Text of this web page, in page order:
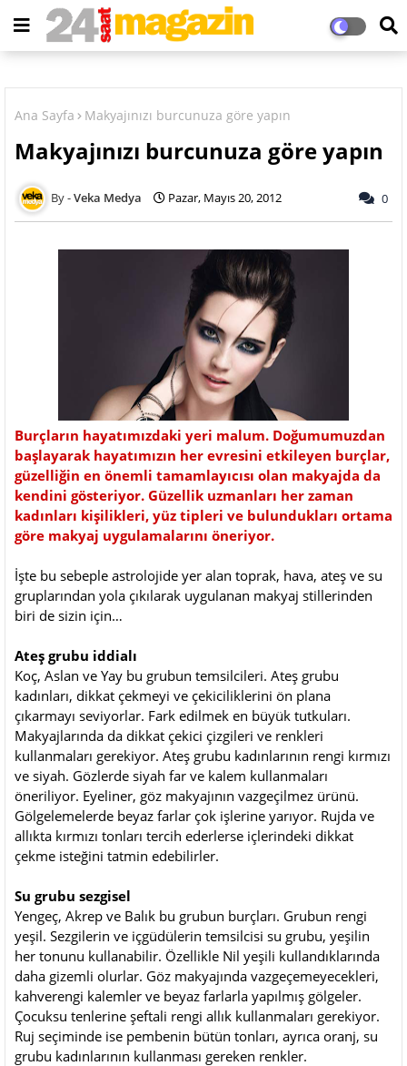
Ana Sayfa Makyajınızı burcunuza göre yapın
Makyajınızı burcunuza göre yapın
Veka Medya Pazar, Mayıs 20, 2012 0
Burçların hayatımızdaki yeri malum. Doğumumuzdan
başlayarak hayatımızın her evresini etkileyen burçlar,
güzelliğin en önemli tamamlayıcısı olan makyajda da
kendini gösteriyor. Güzellik uzmanları her zaman
kadınları kişilikleri, yüz tipleri ve bulundukları ortama
göre makyaj uygulamalarını öneriyor.
İşte bu sebeple astrolojide yer alan toprak, hava, ateş ve su
gruplarından yola çıkılarak uygulanan makyaj stillerinden
biri de sizin için…
Ateş grubu iddialı
Koç, Aslan ve Yay bu grubun temsilcileri. Ateş grubu
kadınları, dikkat çekmeyi ve çekiciliklerini ön plana
çıkarmayı seviyorlar. Fark edilmek en büyük tutkuları.
Makyajlarında da dikkat çekici çizgileri ve renkleri
kullanmaları gerekiyor. Ateş grubu kadınlarının rengi kırmızı
ve siyah. Gözlerde siyah far ve kalem kullanmaları
öneriliyor. Eyeliner, göz makyajının vazgeçilmez ürünü.
Gölgelemelerde beyaz farlar çok işlerine yarıyor. Rujda ve
allıkta kırmızı tonları tercih ederlerse içlerindeki dikkat
çekme isteğini tatmin edebilirler.
Su grubu sezgisel
Yengeç, Akrep ve Balık bu grubun burçları. Grubun rengi
yeşil. Sezgilerin ve içgüdülerin temsilcisi su grubu, yeşilin
her tonunu kullanabilir. Özellikle Nil yeşili kullandıklarında
daha gizemli olurlar. Göz makyajında vazgeçemeyecekleri,
kahverengi kalemler ve beyaz farlarla yapılmış gölgeler.
Çocuksu tenlerine şeftali rengi allık kullanmaları gerekiyor.
Ruj seçiminde ise pembenin bütün tonları, ayrıca oranj, su
grubu kadınlarının kullanması gereken renkler.